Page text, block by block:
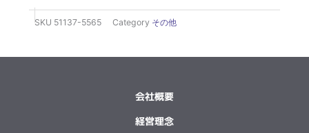
SKU 51137-5565 Category その他
会社概要
経営理念